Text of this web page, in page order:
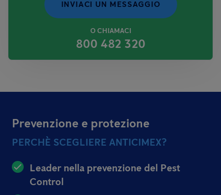
INVIACI UN MESSAGGIO
O CHIAMACI
800 482 320
Prevenzione e protezione
PERCHÈ SCEGLIERE ANTICIMEX?
Leader nella prevenzione del Pest
Control